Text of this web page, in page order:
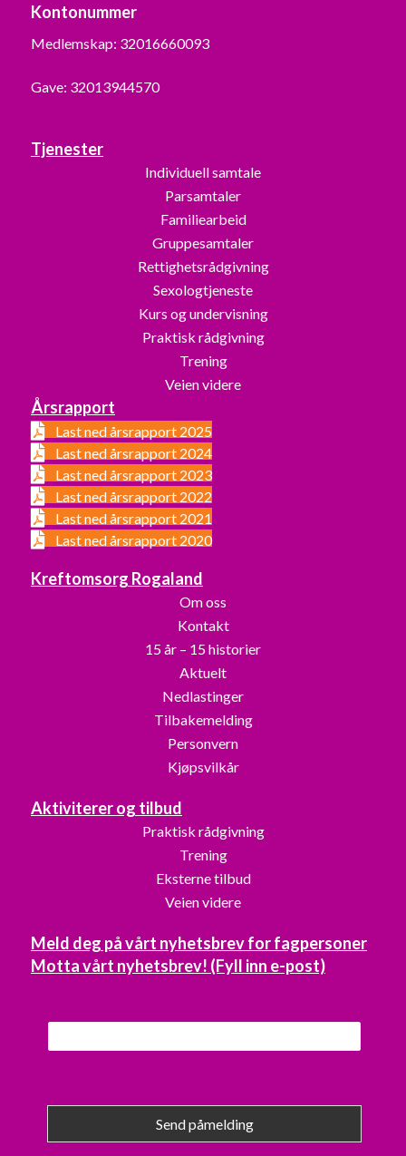
Kontonummer
Medlemskap: 32016660093
Gave: 32013944570
Tjenester
Individuell samtale
Parsamtaler
Familiearbeid
Gruppesamtaler
Rettighetsrådgivning
Sexologtjeneste
Kurs og undervisning
Praktisk rådgivning
Trening
Veien videre
Årsrapport
Last ned årsrapport 2025
Last ned årsrapport 2024
Last ned årsrapport 2023
Last ned årsrapport 2022
Last ned årsrapport 2021
Last ned årsrapport 2020
Kreftomsorg Rogaland
Om oss
Kontakt
15 år – 15 historier
Aktuelt
Nedlastinger
Tilbakemelding
Personvern
Kjøpsvilkår
Aktiviterer og tilbud
Praktisk rådgivning
Trening
Eksterne tilbud
Veien videre
Meld deg på vårt nyhetsbrev for fagpersoner
Motta vårt nyhetsbrev! (Fyll inn e-post)
Send påmelding